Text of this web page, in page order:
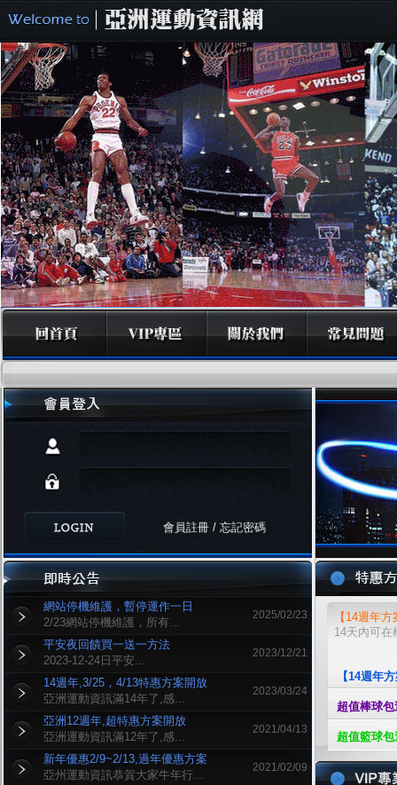
會員註冊 / 忘記密碼
網站停機維護，暫停運作一日
2/23網站停機維護，所有...
2025/02/23
平安夜回饋買一送一方法
2023-12-24日平安...
2023/12/21
14週年,3/25，4/13特惠方案開放
亞洲運動資訊滿14年了,感...
2023/03/24
亞洲12週年,超特惠方案開放
亞洲運動資訊滿12年了,感...
2021/04/13
新年優惠2/9~2/13,過年優惠方案
亞州運動資訊恭賀大家牛年行...
2021/02/09
【14週年
14天內可在
【14週年
超值棒球包
超值籃球包